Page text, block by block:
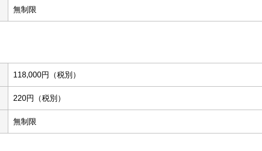
無制限
118,000円（税別）
220円（税別）
無制限